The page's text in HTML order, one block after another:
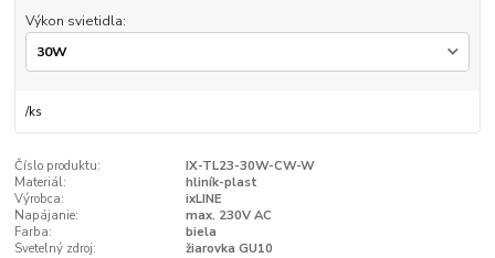
Výkon svietidla:
/ks
Číslo produktu:
IX-TL23-30W-CW-W
Materiál:
hliník-plast
Výrobca:
ixLINE
Napájanie:
max. 230V AC
Farba:
biela
Svetelný zdroj:
žiarovka GU10